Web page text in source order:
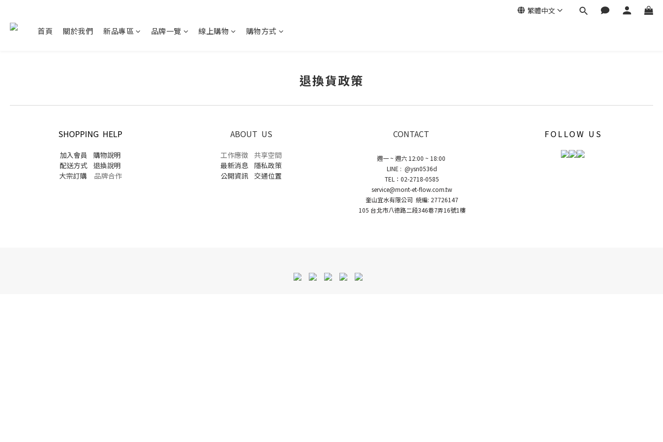
繁體中文
首頁 關於我們 新品專區 品牌一覽 線上購物 購物方式
退換貨政策
SHOPPING HELP
加入會員
購物說明
配送方式
退換說明
大宗訂購品牌合作
ABOUT US
工作應徵 共享空間
最新消息
隱私政策
公開資訊
交通位置
CONTACT
週一 ~ 週六 12:00 ~ 18:00
LINE : @ysn0536d
TEL：02-2718-0585
service@mont-et-flow.com.tw
奎山宜水有限公司 統編: 27726147
105 台北市八德路二段346巷7弄16號1樓
FOLLOW US